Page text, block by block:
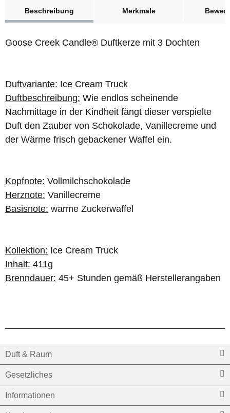
Beschreibung
Merkmale
Goose Creek Candle® Duftkerze mit 3 Dochten
Duftvariante: Ice Cream Truck
Duftbeschreibung: Wie endlos scheinende
Nachmittage in der Kindheit fängt dieser verspielte
Duft den Zauber von Schokolade, Vanillecreme und
der Wärme frisch gebackener Waffel ein.
Kopfnote: Vollmilchschokolade
Herznote: Vanillecreme
Basisnote: warme Zuckerwaffel
Kollektion: Ice Cream Truck
Inhalt: 411g
Brenndauer: 45+ Stunden gemäß Herstellerangaben
Duft & Raum
Gesetzliches
Informationen